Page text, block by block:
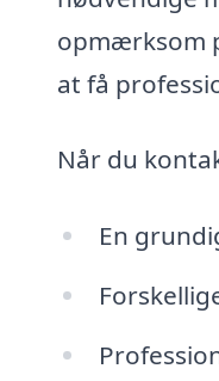
opmærksom
at få
Når du
En